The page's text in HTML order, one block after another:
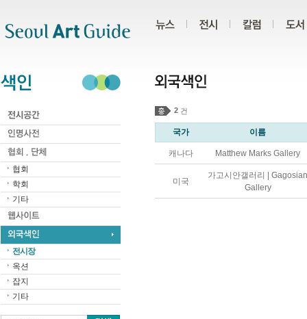
협회
학회
기타
전시장
옥션
잡지
기타
2 건
국가 이름
캐나다 Matthew Marks Gallery
미국
가고시안갤러리 | Gagosian
Gallery